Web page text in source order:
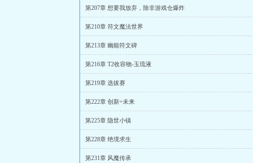
第207章 想要我放弃，除非游戏仓爆炸
第210章 符文魔法世界
第213章 幽能符文碑
第216章 T2收容物-玉琉液
第219章 选拔赛
第222章 创新=未来
第225章 隐世小镇
第228章 绝境求生
第231章 风魔传承